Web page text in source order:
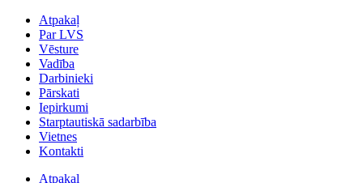
Atpakaļ
Par LVS
Vēsture
Vadība
Darbinieki
Pārskati
Iepirkumi
Starptautiskā sadarbība
Vietnes
Kontakti
Atpakaļ